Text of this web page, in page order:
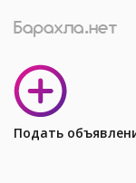
Подать